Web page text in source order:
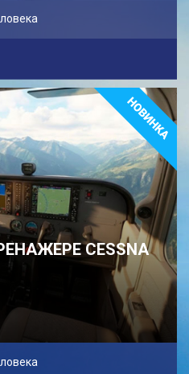
CESSNA